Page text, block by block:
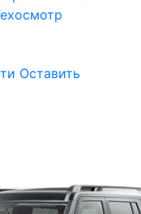
Оставить